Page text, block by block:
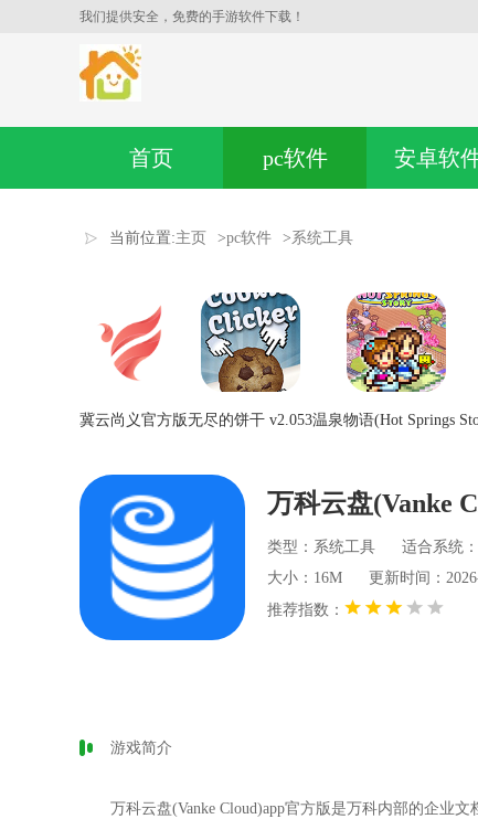
我们提供安全，免费的手游软件下载！
首页 pc软件 安卓软
当前位置:主页 >pc软件 >系统工具
冀云尚义官方版无尽的饼干 v2.053温泉物语(Hot Springs
万科云盘(Vanke
类型：系统工具
适合系统：
大小：16M
更新时间：
推荐指数：
游戏简介
万科云盘(Vanke Cloud)app官方版是万科内部的企业